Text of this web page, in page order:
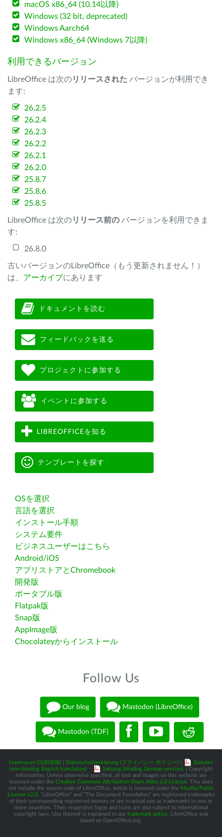
macOS x86_64 (10.14以降)
Windows (32 bit, deprecated)
Windows Aarch64
Windows x86_64 (Windows 7以降)
利用できるバージョン
LibreOffice は次のリリースされた バージョンが利用でき
ます:
26.2.5
26.2.4
26.2.3
26.2.2
26.2.1
26.2.0
25.8.7
25.8.6
25.8.5
LibreOffice は次のリリース前の バージョンを利用できま
す:
26.8.0
古いバージョンのLibreOffice（もう更新されません！）
は、 アーカイブにあります
ドキュメントを読む
フィードバックを送る
プロジェクトに参加する
イベントに参加する
LIBREOFFICEを知る
テンプレートを探す
OSを選択
言語を選択
インストール手順
システム要件
ビジネスユーザーはこちら
Android/iOS
アプリストアとChromebook
開発版
ポータブル版
Flatpak版
Snap版
AppImage版
Chocolateyからインストール
Follow Us
Our blog Mastodon (LibreOffice)
Mastodon (TDF)
Impressum (法的情報) Datenschutzerklärung (プライバシー ポリシー)
Statutes
(non-binding English translation) - Satzung (binding German version)
| Copyright
information: Unless otherwise specified, all text and images on this website are
licensed under the Creative Commons Attribution-Share Alike 3.0 License. This does
not include the source code of LibreOffice, which is licensed under the Mozilla Public
License v2.0 . “LibreOffice” and “The Document Foundation” are registered trademarks
of their corresponding registered owners or are in actual use as trademarks in one or
more countries. Their respective logos and icons are also subject to international
copyright laws. Use thereof is explained in our trademark policy. LibreOffice was
based on OpenOffice.org.